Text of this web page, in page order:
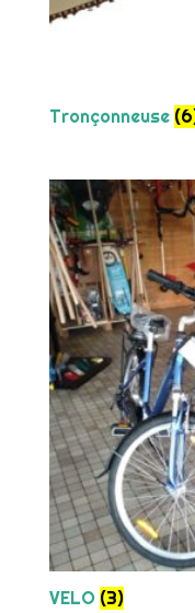
Tronçonneuse
VELO (3)